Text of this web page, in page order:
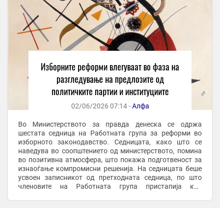
Изборните реформи влегуваат во фаза на
разгледување на предлозите од
политичките партии и институциите
02/06/2026 07:14 -Алфа
Во Министерството за правда денеска се одржа
шестата седница на Работната група за реформи во
изборното законодавство. Седницата, како што се
наведува во соопштението од министерството, помина
во позитивна атмосфера, што покажа подготвеност за
изнаоѓање компромисни решенија. На седницата беше
усвоен записникот од претходната седница, по што
членовите на Работната група пристапија кон